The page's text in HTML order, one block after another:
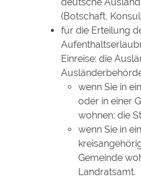
(Botschaft,
für die Erteilung
Einreise: die
wenn Sie in
oder in einer
wohnen: die
wenn Sie in
Gemeinde
Landratsamt.